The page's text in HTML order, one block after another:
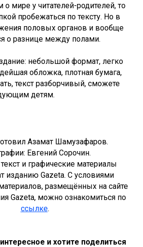
о мире у читателей-родителей, то
пробежаться по тексту. Но в
половых органов и вообще
о разнице между полами.
небольшой формат, легко
обложка, плотная бумага,
текст разборчивый, сможете
детям.
Азамат Шамузафаров.
Евгений Сорочин.
и графические материалы
изданию Gazeta. С условиями
размещённых на сайте
Gazeta, можно ознакомиться по
ссылке.
и хотите поделиться